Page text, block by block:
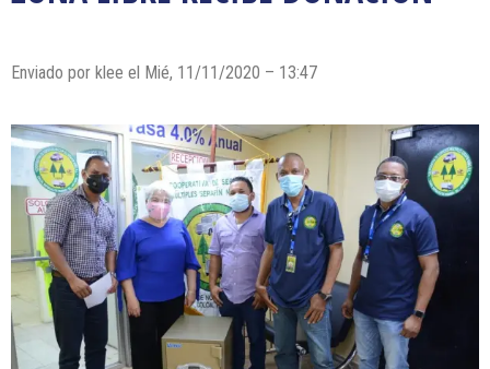
Enviado por klee el Mié, 11/11/2020 – 13:47